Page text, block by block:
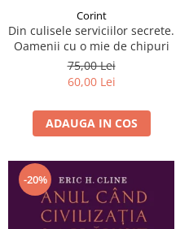
Corint
Din culisele serviciilor secrete.
Oamenii cu o mie de chipuri
75,00 Lei
60,00 Lei
ADAUGA IN COS
-20%